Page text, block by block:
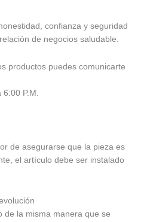
confianza y seguridad
de negocios saludable.
productos puedes comunicarte
6:00 P.M.
de asegurarse que la pieza es
el artículo debe ser instalado
de la misma manera que se